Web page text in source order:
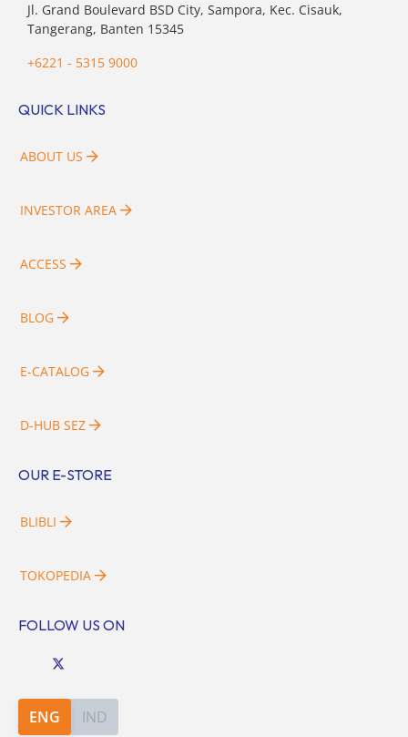
Jl. Grand Boulevard BSD City, Sampora, Kec. Cisauk,
Tangerang, Banten 15345
+6221 - 5315 9000
QUICK LINKS
ABOUT US
INVESTOR AREA
ACCESS
BLOG
E-CATALOG
D-HUB SEZ
OUR E-STORE
BLIBLI
TOKOPEDIA
FOLLOW US ON
ENG IND